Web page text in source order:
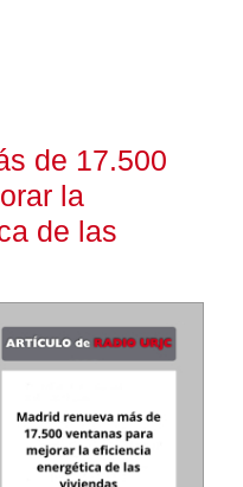
de 17.500
la
de las